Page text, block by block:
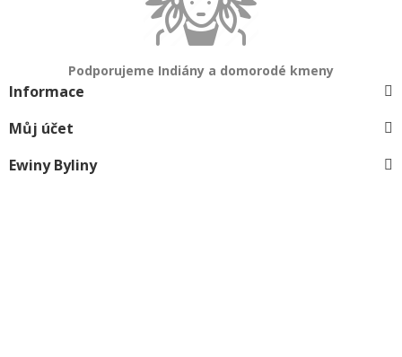
Podporujeme Indiány a domorodé kmeny
Informace
Můj účet
Ewiny Byliny